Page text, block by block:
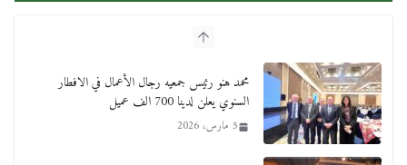
محمد هنو رئيس جمعيه رجال الأعمال في الافطار
السنوي يعلن لدينا 700 الف عميل
5 مارس، 2026